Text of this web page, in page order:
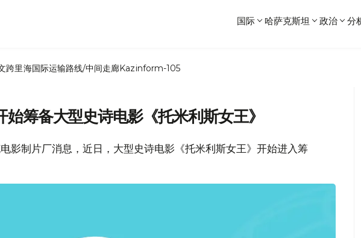
国际 哈萨克斯坦 政治 分
跨里海国际运输路线/中间走廊Kazinform-105
筹备大型史诗电影《托米利斯女王》
影制片厂消息，近日，大型史诗电影《托米利斯女王》开始进入筹